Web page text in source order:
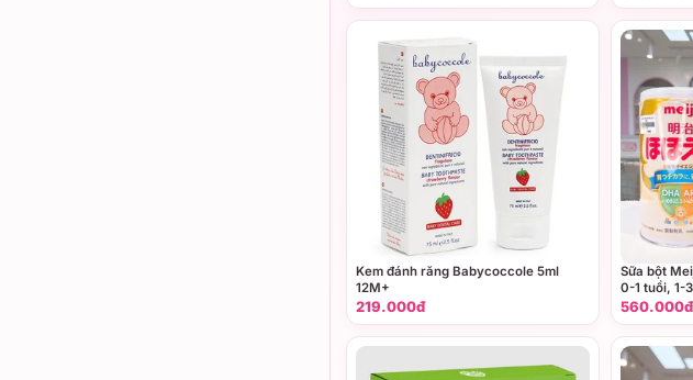
Kem đánh răng Babycoccole 5ml
12M+
219.000đ
Sữa bột
0-1 tuổi, 1-
560.000đ